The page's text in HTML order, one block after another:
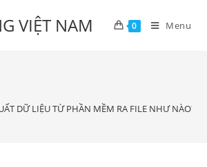
VIỆT NAM 0 Menu
DỮ LIỆU TỪ PHẦN MỀM RA FILE NHƯ NÀO?